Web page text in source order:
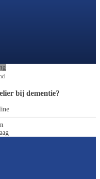
bij dementie?